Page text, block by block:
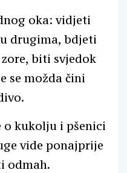
oka: vidjeti
drugima, bdjeti
biti svjedok
se možda čini
o kukolju i pšenici
vide ponajprije
odmah.